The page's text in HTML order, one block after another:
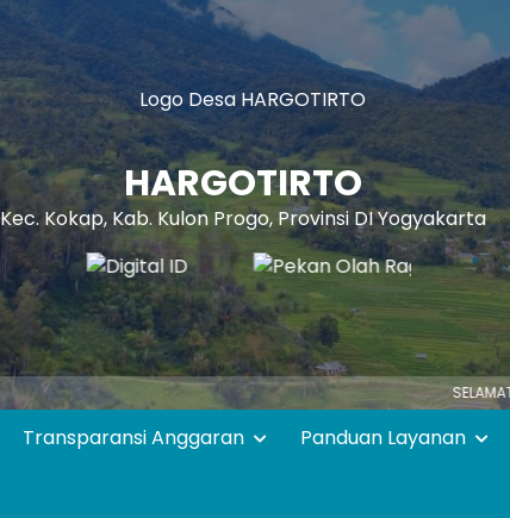
HARGOTIRTO
Kec. Kokap, Kab. Kulon Progo, Provinsi DI Yogyakarta
SELAMAT DATANG
Transparansi Anggaran Panduan Layanan